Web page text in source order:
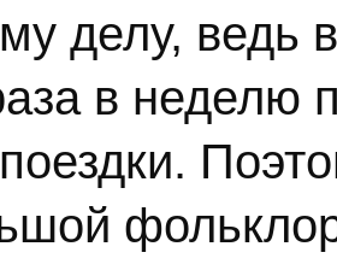
делу, ведь
в неделю